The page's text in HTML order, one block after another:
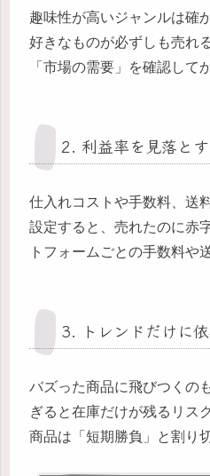
趣味性が高いジャンルは確
好きなものが必ずしも売れ
「市場の需要」を確認して
2. 利益率を見落とす
仕入れコストや手数料、送
設定すると、売れたのに赤
トフォームごとの手数料や
3. トレンドだけに
バズった商品に飛びつくの
ぎると在庫だけが残るリス
商品は「短期勝負」と割り